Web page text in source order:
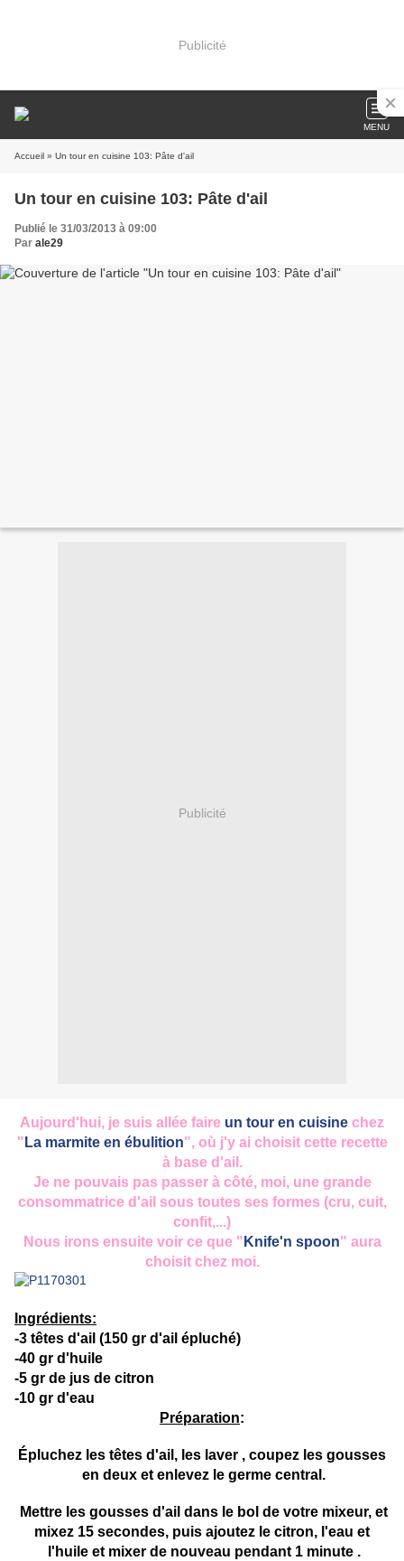
Publicité
MENU
Accueil » Un tour en cuisine 103: Pâte d'ail
Un tour en cuisine 103: Pâte d'ail
Publié le 31/03/2013 à 09:00
Par ale29
Publicité
Aujourd'hui, je suis allée faire un tour en cuisine chez
" La marmite en ébulition", où j'y ai choisit cette recette
à base d'ail.
Je ne pouvais pas passer à côté, moi, une grande
consommatrice d'ail sous toutes ses formes (cru, cuit,
confit,...)
Nous irons ensuite voir ce que " Knife'n spoon" aura
choisit chez moi.
Ingrédients:
-3 têtes d'ail (150 gr d'ail épluché)
-40 gr d'huile
-5 gr de jus de citron
-10 gr d'eau
Préparation:
Épluchez les têtes d'ail, les laver , coupez les gousses
en deux et enlevez le germe central.
Mettre les gousses d'ail dans le bol de votre mixeur, et
mixez 15 secondes, puis ajoutez le citron, l'eau et
l'huile et mixer de nouveau pendant 1 minute .